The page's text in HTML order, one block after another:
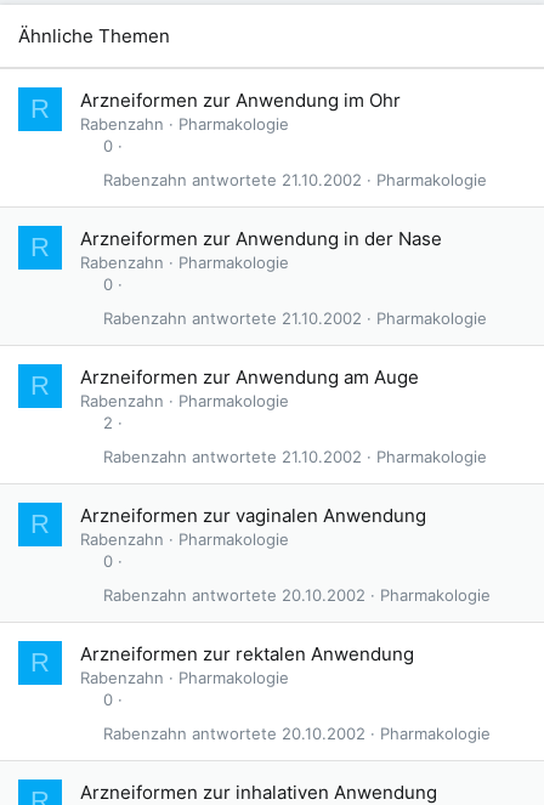
Ähnliche Themen
R Arzneiformen zur Anwendung im Ohr
Rabenzahn
Pharmakologie
0
Pharmakologie
21.10.2002
Rabenzahn
R Arzneiformen zur Anwendung in der Nase
Rabenzahn
Pharmakologie
0
Pharmakologie
21.10.2002
Rabenzahn
R Arzneiformen zur Anwendung am Auge
Rabenzahn
Pharmakologie
2
Pharmakologie
21.10.2002
Rabenzahn
R Arzneiformen zur vaginalen Anwendung
Rabenzahn
Pharmakologie
0
Pharmakologie
20.10.2002
Rabenzahn
R Arzneiformen zur rektalen Anwendung
Rabenzahn
Pharmakologie
0
Pharmakologie
20.10.2002
Rabenzahn
Arzneiformen zur inhalativen Anwendung